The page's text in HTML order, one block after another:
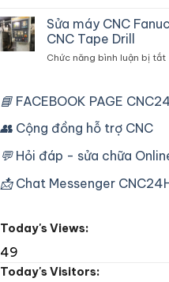
Sửa máy CNC
CNC Tape Drill
Chức năng bình luận bị tắtở
📘 FACEBOOK PAGE
👥 Cộng đồng hỗ trợ CNC
💬Hỏi đáp - sửa chữa
📩Chat Messenger
Today's Views:
49
Today's Visitors: